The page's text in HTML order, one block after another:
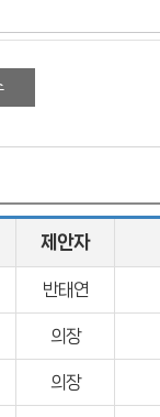
제안자
반태연
의장
의장